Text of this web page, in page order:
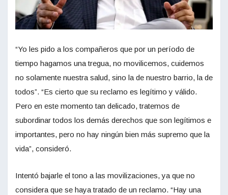
“Yo les pido a los compañeros que por un período de
tiempo hagamos una tregua, no movilicemos, cuidemos
no solamente nuestra salud, sino la de nuestro barrio, la de
todos”. “Es cierto que su reclamo es legítimo y válido.
Pero en este momento tan delicado, tratemos de
subordinar todos los demás derechos que son legítimos e
importantes, pero no hay ningún bien más supremo que la
vida”, consideró.
Intentó bajarle el tono a las movilizaciones, ya que no
considera que se haya tratado de un reclamo. “Hay una